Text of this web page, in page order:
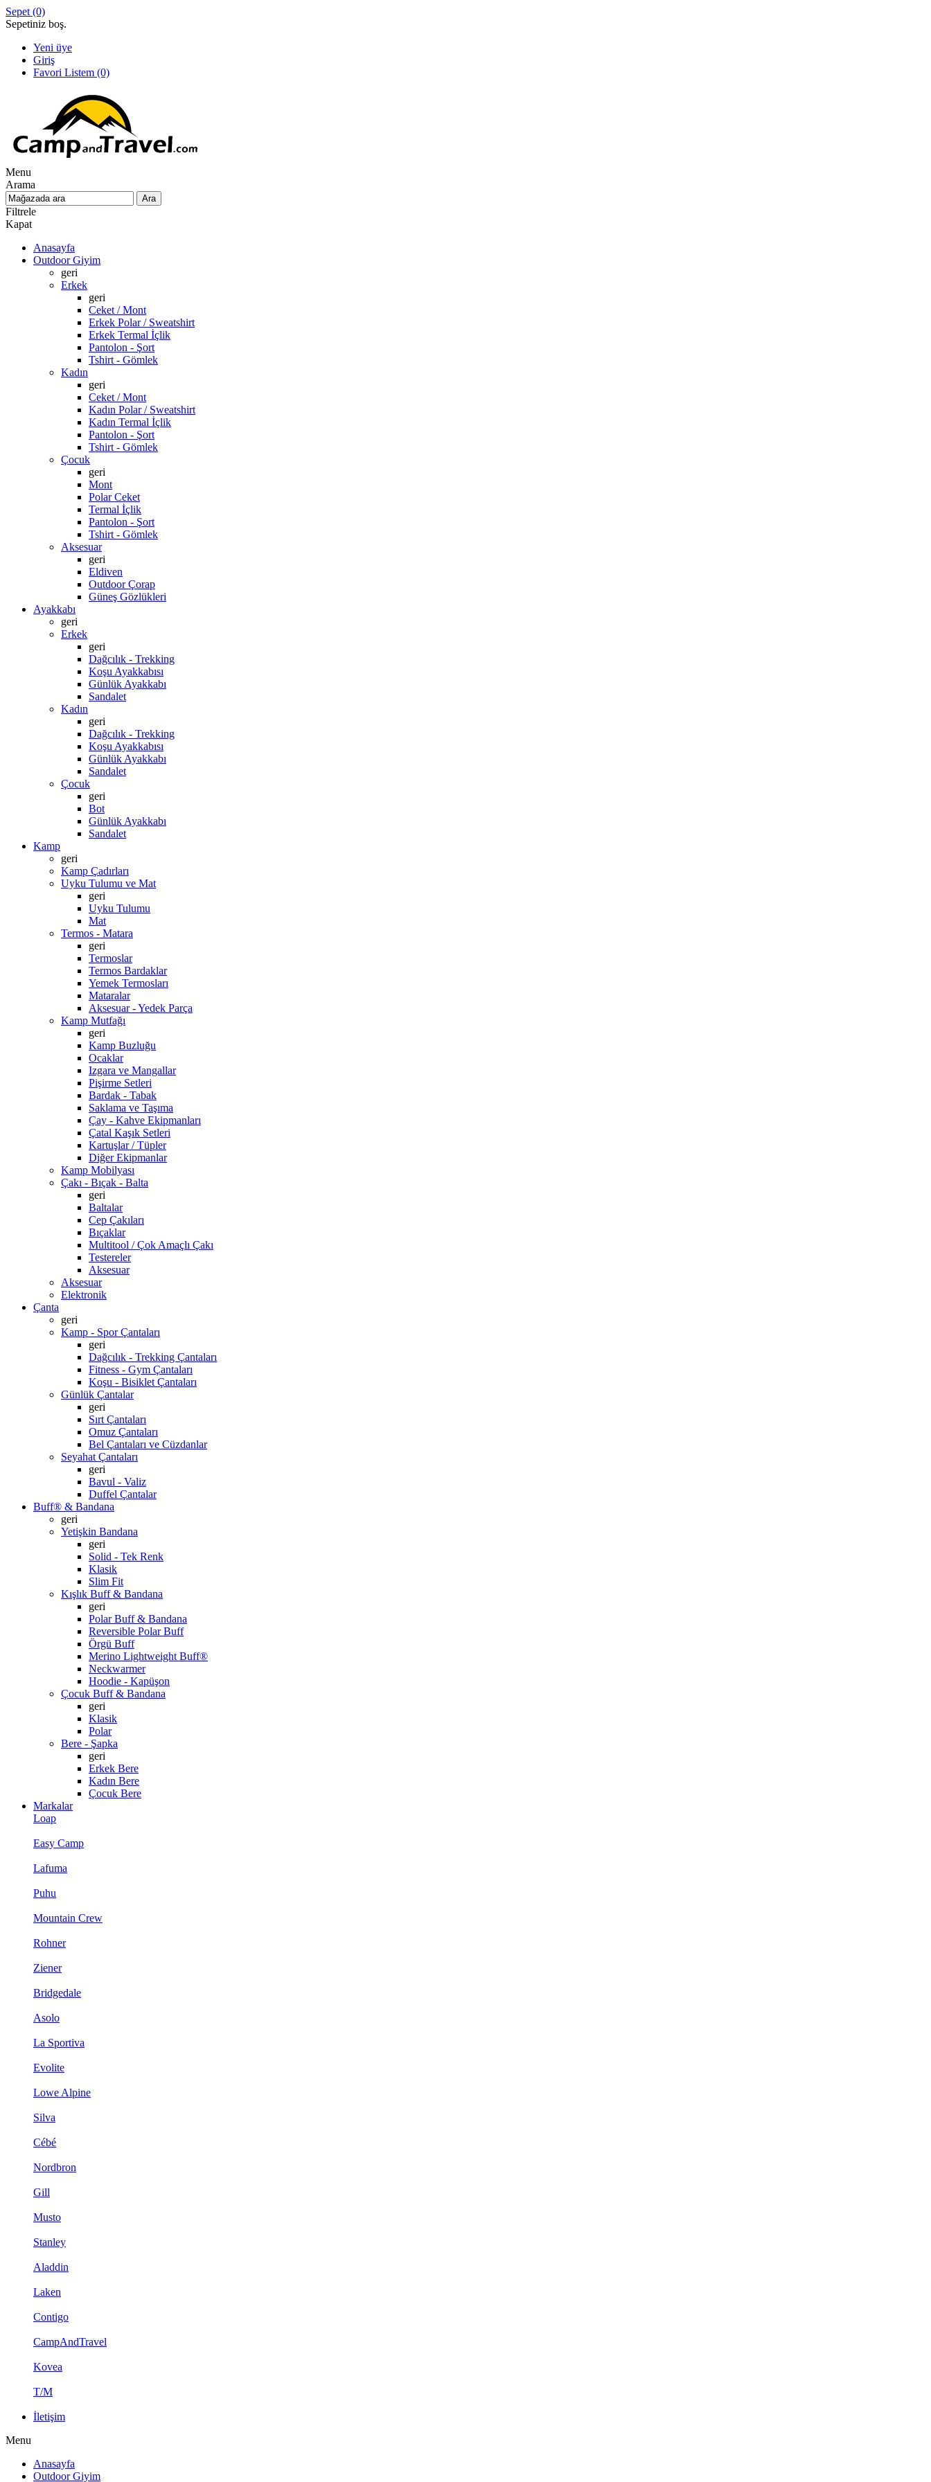
Sepet (0)
Sepetiniz boş.
Yeni üye
Giriş
Favori Listem (0)
Menu
Arama
Filtrele
Kapat
Anasayfa
Outdoor Giyim
geri
Erkek
geri
Ceket / Mont
Erkek Polar / Sweatshirt
Erkek Termal İçlik
Pantolon - Şort
Tshirt - Gömlek
Kadın
geri
Ceket / Mont
Kadın Polar / Sweatshirt
Kadın Termal İçlik
Pantolon - Şort
Tshirt - Gömlek
Çocuk
geri
Mont
Polar Ceket
Termal İçlik
Pantolon - Şort
Tshirt - Gömlek
Aksesuar
geri
Eldiven
Outdoor Çorap
Güneş Gözlükleri
Ayakkabı
geri
Erkek
geri
Dağcılık - Trekking
Koşu Ayakkabısı
Günlük Ayakkabı
Sandalet
Kadın
geri
Dağcılık - Trekking
Koşu Ayakkabısı
Günlük Ayakkabı
Sandalet
Çocuk
geri
Bot
Günlük Ayakkabı
Sandalet
Kamp
geri
Kamp Çadırları
Uyku Tulumu ve Mat
geri
Uyku Tulumu
Mat
Termos - Matara
geri
Termoslar
Termos Bardaklar
Yemek Termosları
Mataralar
Aksesuar - Yedek Parça
Kamp Mutfağı
geri
Kamp Buzluğu
Ocaklar
Izgara ve Mangallar
Pişirme Setleri
Bardak - Tabak
Saklama ve Taşıma
Çay - Kahve Ekipmanları
Çatal Kaşık Setleri
Kartuşlar / Tüpler
Diğer Ekipmanlar
Kamp Mobilyası
Çakı - Bıçak - Balta
geri
Baltalar
Cep Çakıları
Bıçaklar
Multitool / Çok Amaçlı Çakı
Testereler
Aksesuar
Aksesuar
Elektronik
Çanta
geri
Kamp - Spor Çantaları
geri
Dağcılık - Trekking Çantaları
Fitness - Gym Çantaları
Koşu - Bisiklet Çantaları
Günlük Çantalar
geri
Sırt Çantaları
Omuz Çantaları
Bel Çantaları ve Cüzdanlar
Seyahat Çantaları
geri
Bavul - Valiz
Duffel Çantalar
Buff® & Bandana
geri
Yetişkin Bandana
geri
Solid - Tek Renk
Klasik
Slim Fit
Kışlık Buff & Bandana
geri
Polar Buff & Bandana
Reversible Polar Buff
Örgü Buff
Merino Lightweight Buff®
Neckwarmer
Hoodie - Kapüşon
Çocuk Buff & Bandana
geri
Klasik
Polar
Bere - Şapka
geri
Erkek Bere
Kadın Bere
Çocuk Bere
Markalar
Loap
Easy Camp
Lafuma
Puhu
Mountain Crew
Rohner
Ziener
Bridgedale
Asolo
La Sportiva
Evolite
Lowe Alpine
Silva
Cébé
Nordbron
Gill
Musto
Stanley
Aladdin
Laken
Contigo
CampAndTravel
Kovea
T/M
İletişim
Menu
Anasayfa
Outdoor Giyim